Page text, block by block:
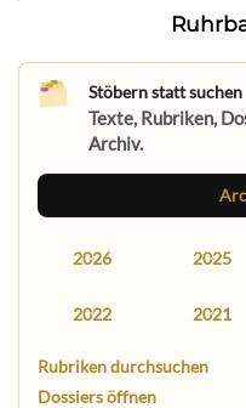
Stöbern statt suchen
Texte, Rubriken,
Archiv.
2026 2025
2022 2021
Rubriken durchsuchen
Dossiers öffnen